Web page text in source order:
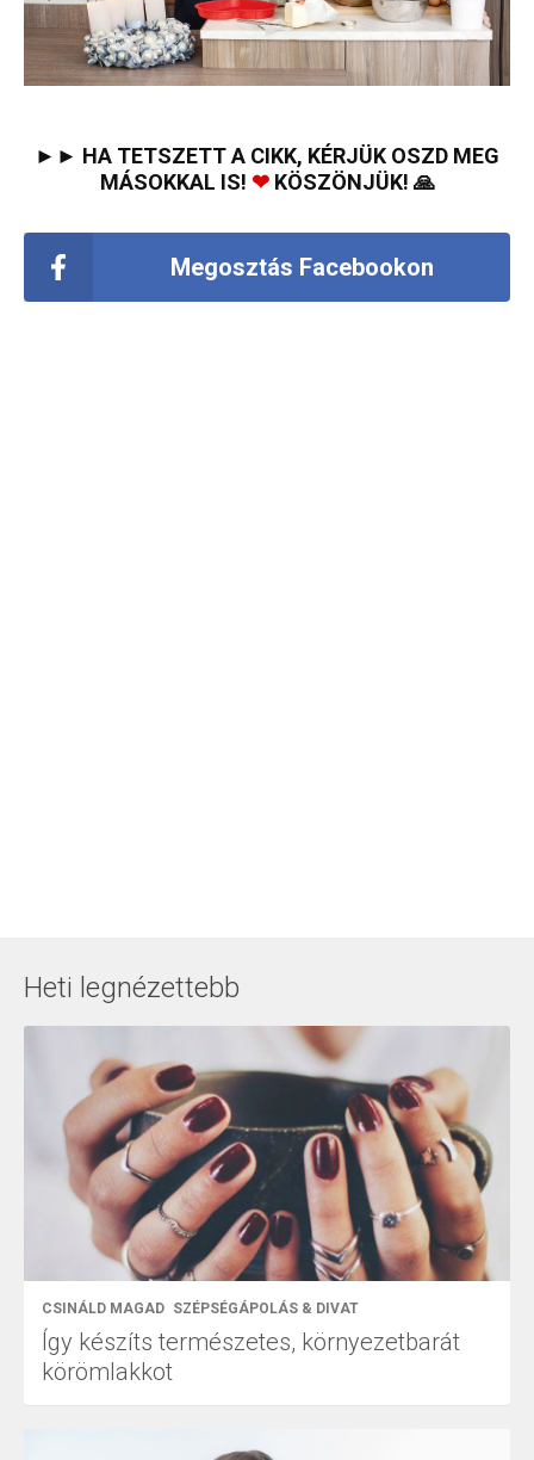
►► HA TETSZETT A CIKK, KÉRJÜK OSZD MEG
MÁSOKKAL IS! ❤KÖSZÖNJÜK! 🙏
Megosztás Facebookon
Heti legnézettebb
CSINÁLD MAGAD SZÉPSÉGÁPOLÁS & DIVAT
Így készíts természetes, környezetbarát
körömlakkot